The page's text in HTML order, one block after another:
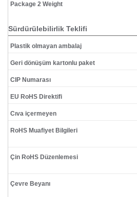
Package 2 Weight
Sürdürülebilirlik Teklifi
Plastik olmayan ambalaj
Geri dönüşüm kartonlu paket
CIP Numarası
EU RoHS Direktifi
Cıva içermeyen
RoHS Muafiyet Bilgileri
Çin RoHS Düzenlemesi
Çevre Beyanı